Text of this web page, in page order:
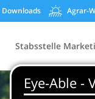
Downloads Agrar-
Stabsstelle